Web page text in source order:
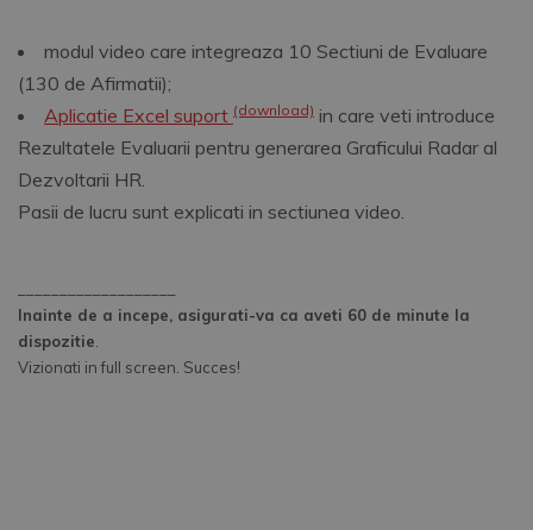
modul video care integreaza 10 Sectiuni de Evaluare
(130 de Afirmatii);
Aplicatie Excel suport (download) in care veti introduce
Rezultatele Evaluarii pentru generarea Graficului Radar al
Dezvoltarii HR.
Pasii de lucru sunt explicati in sectiunea video.
Inainte de a incepe, asigurati-va ca aveti 60 de minute la
dispozitie.
Vizionati in full screen. Succes!